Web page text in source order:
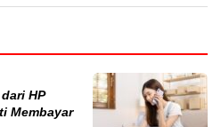
HP
Membayar